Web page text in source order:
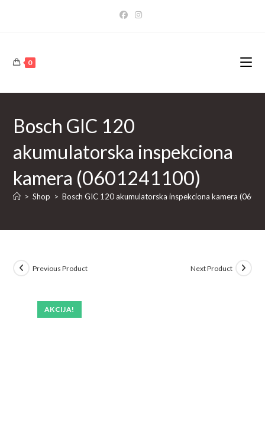
0
Bosch GIC 120
akumulatorska inspekciona
kamera (0601241100)
> Shop > Bosch GIC 120 akumulatorska inspekciona kamera
AKCIJA!
Previous Product Next Product